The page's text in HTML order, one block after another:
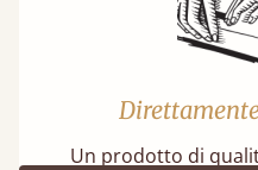
Un prodotto di